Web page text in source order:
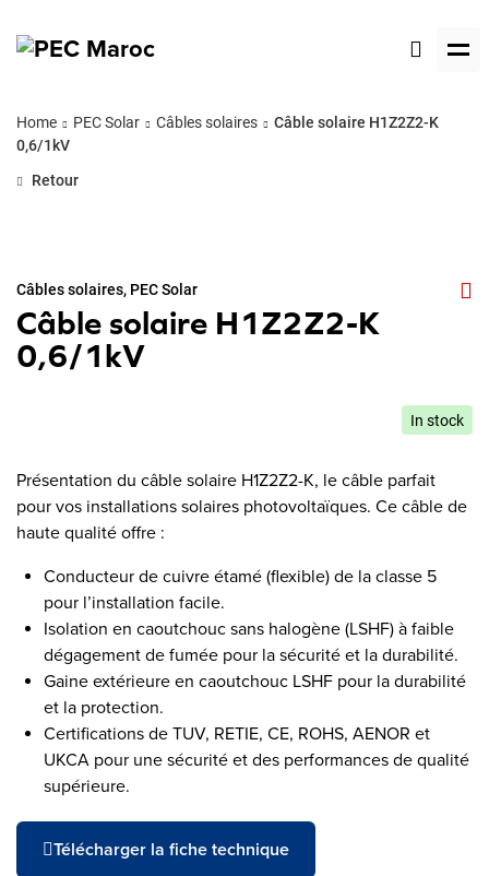
Home PEC Solar Câbles solaires
Câble solaire H1Z2Z2-K
0,6/1kV
Retour
Câbles solaires, PEC Solar
Câble solaire H1Z2Z2-K
0,6/1kV
In stock
Présentation du câble solaire H1Z2Z2-K, le câble parfait
pour vos installations solaires photovoltaïques. Ce câble de
haute qualité offre :
Conducteur de cuivre étamé (flexible) de la classe 5
pour l’installation facile.
Isolation en caoutchouc sans halogène (LSHF) à faible
dégagement de fumée pour la sécurité et la durabilité.
Gaine extérieure en caoutchouc LSHF pour la durabilité
et la protection.
Certifications de TUV, RETIE, CE, ROHS, AENOR et
UKCA pour une sécurité et des performances de qualité
supérieure.
Télécharger la fiche technique